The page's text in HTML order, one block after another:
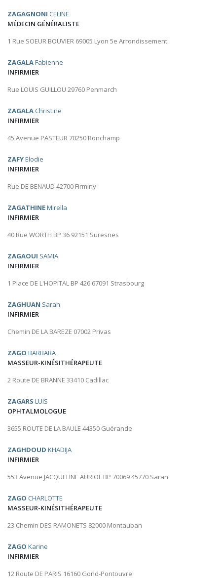
ZAGAGNONI CELINE
MÉDECIN GÉNÉRALISTE
1 Rue SOEUR BOUVIER 69005 Lyon 5e Arrondissement
ZAGALAFabienne
INFIRMIER
Rue LOUIS GUILLOU 29760 Penmarch
ZAGALA Christine
INFIRMIER
45 Avenue PASTEUR 70250 Ronchamp
ZAFYElodie
INFIRMIER
Rue DE BENAUD 42700 Firminy
ZAGATHINEMirella
INFIRMIER
40 Rue WORTH BP 36 92151 Suresnes
ZAGAOUI SAMIA
INFIRMIER
1 Place DE L'HOPITAL BP 426 67091 Strasbourg
ZAGHUAN Sarah
INFIRMIER
Chemin DE LA BAREZE 07002 Privas
ZAGO BARBARA
MASSEUR-KINÉSITHÉRAPEUTE
2 Route DE BRANNE 33410 Cadillac
ZAGARS LUIS
OPHTALMOLOGUE
3655 ROUTE DE LA BAULE 44350 Guérande
ZAGHDOUD KHADIJA
INFIRMIER
553 Avenue JACQUELINE AURIOL BP 70069 45770 Saran
ZAGO CHARLOTTE
MASSEUR-KINÉSITHÉRAPEUTE
23 Chemin DES RAMONETS 82000 Montauban
ZAGO Karine
INFIRMIER
12 Route DE PARIS 16160 Gond-Pontouvre